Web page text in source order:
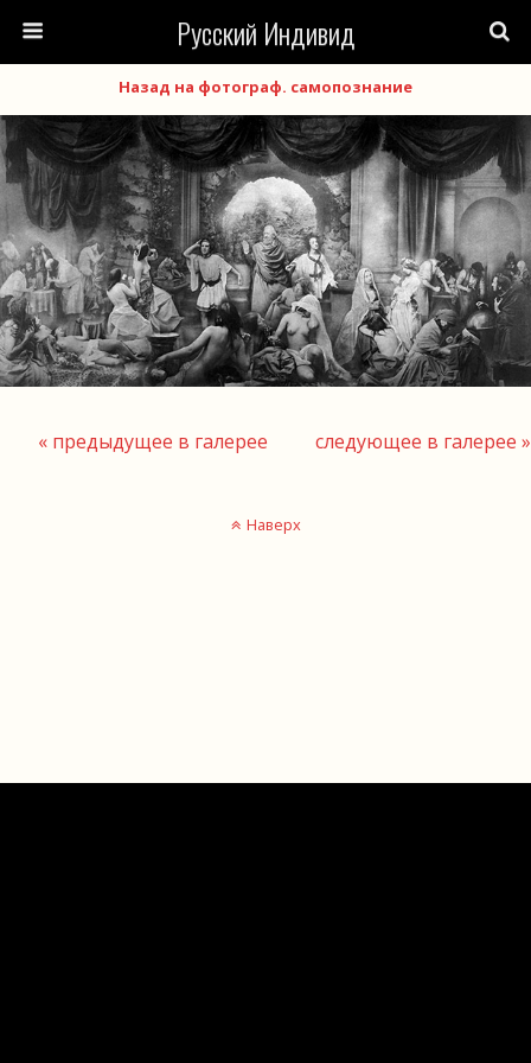
Русский Индивид
Назад на фотограф. самопознание
« предыдущее в галерее следующее в галерее »
Наверх